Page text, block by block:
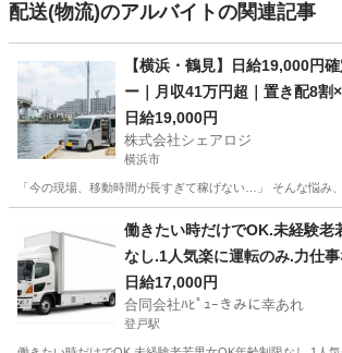
配送(物流)のアルバイトの関連記事
【横浜・鶴見】日給19,000円
ー｜月収41万円超｜置き配8割
MAX｜早上がりOK・無料送迎
日給19,000円
株式会社シェアロジ
横浜市
「今の現場、移動時間が長すぎて稼げない…」 そんな悩み
ドライバー 置き配
働きたい時だけでOK.未経験老
なし.1人気楽に運転のみ.力仕
転可能中型免許保有者
日給17,000円
合同会社ﾊﾋﾟｭｰきみに幸あれ
登戸駅